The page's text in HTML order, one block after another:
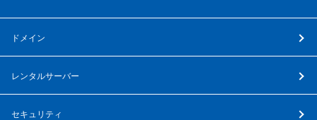
ドメイン
レンタルサーバー
セキュリティ